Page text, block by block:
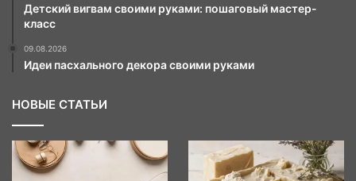
Детский вигвам своими руками: пошаговый мастер-
класс
09.08.2026
Идеи пасхального декора своими руками
НОВЫЕ СТАТЬИ